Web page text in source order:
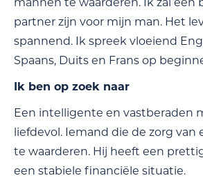
partner zijn voor mijn man. Het
spannend. Ik spreek vloeiend
Spaans, Duits en Frans op
Ik ben op zoek naar
Een intelligente en vastberaden
liefdevol. Iemand die de zorg van
te waarderen. Hij heeft een
een stabiele financiële situatie.